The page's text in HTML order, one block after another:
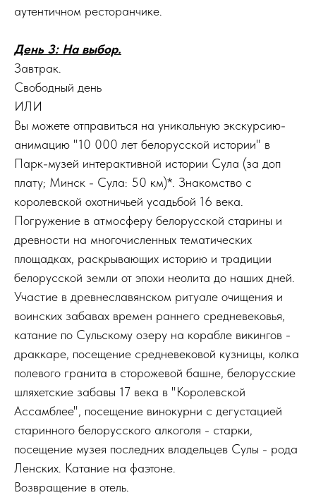
аутентичном ресторанчике.
День 3: На выбор.
Завтрак.
Свободный день
ИЛИ
Вы можете отправиться на уникальную экскурсию-
анимацию "10 000 лет белорусской истории" в
Парк-музей интерактивной истории Сула (за доп
плату; Минск - Сула: 50 км)*. Знакомство с
королевской охотничьей усадьбой 16 века.
Погружение в атмосферу белорусской старины и
древности на многочисленных тематических
площадках, раскрывающих историю и традиции
белорусской земли от эпохи неолита до наших дней.
Участие в древнеславянском ритуале очищения и
воинских забавах времен раннего средневековья,
катание по Сульскому озеру на корабле викингов -
драккаре, посещение средневековой кузницы, колка
полевого гранита в сторожевой башне, белорусские
шляхетские забавы 17 века в "Королевской
Ассамблее", посещение винокурни с дегустацией
старинного белорусского алкоголя - старки,
посещение музея последних владельцев Сулы - рода
Ленских. Катание на фаэтоне.
Возвращение в отель.